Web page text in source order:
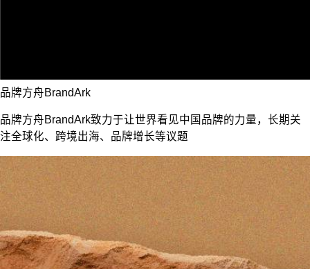
品牌方舟BrandArk
品牌方舟BrandArk致力于让世界看见中国品牌的力量，长期关
注全球化、跨境出海、品牌增长等议题